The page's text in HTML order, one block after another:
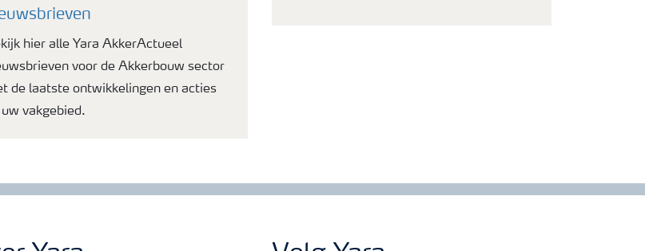
hier alle Yara AkkerActueel
voor de Akkerbouw sector
de laatste ontwikkelingen en acties
vakgebied.